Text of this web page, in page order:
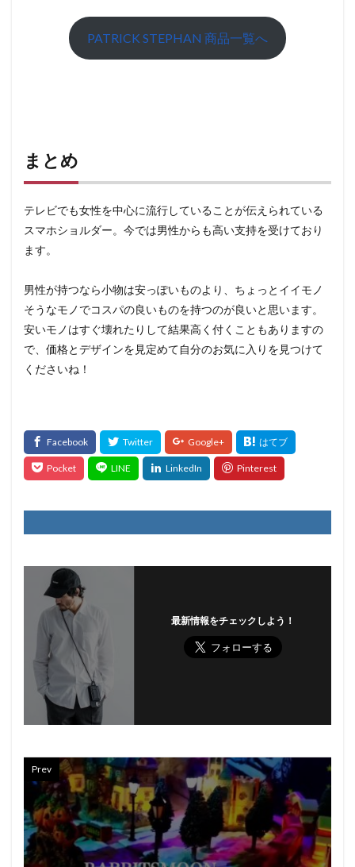
PATRICK STEPHAN 商品一覧へ
まとめ
テレビでも女性を中心に流行していることが伝えられている
スマホショルダー。今では男性からも高い支持を受けており
ます。
男性が持つなら小物は安っぽいものより、ちょっとイイモノ
そうなモノでコスパの良いものを持つのが良いと思います。
安いモノはすぐ壊れたりして結果高く付くこともありますの
で、価格とデザインを見定めて自分のお気に入りを見つけて
くださいね！
最新情報をチェックしよう！
Prev